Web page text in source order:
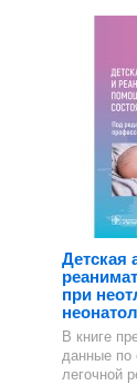
Детская
при
В книге
данные по
легочной